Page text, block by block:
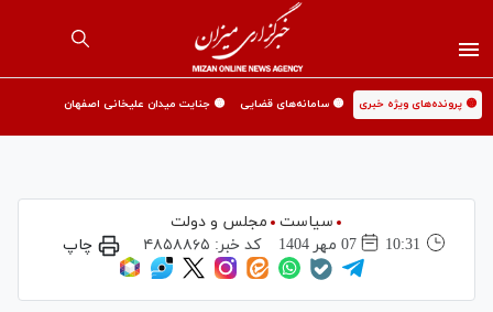
🟡 پرونده‌های ویژه خبری 🟡 سامانه‌های قضایی 🟡 جنایت میدان علیخانی اصفهان
سیاست
مجلس و دولت
10:31
07 مهر 1404 کد خبر: ۴۸۵۸۸۶۵ چاپ